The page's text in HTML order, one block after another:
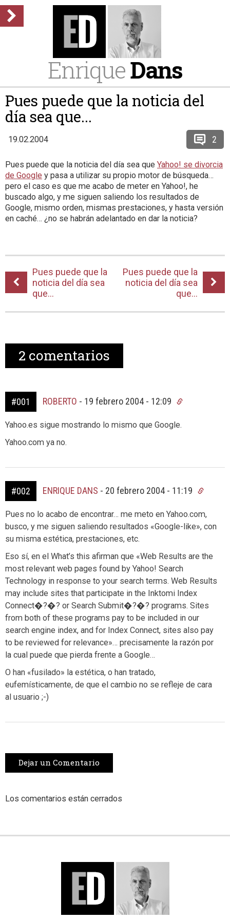
EnriqueDans
Pues puede que la noticia del
día sea que...
19.02.2004 2
Pues puede que la noticia del día sea que Yahoo! se divorcia
de Google y pasa a utilizar su propio motor de búsqueda…
pero el caso es que me acabo de meter en Yahoo!, he
buscado algo, y me siguen saliendo los resultados de
Google, mismo orden, mismas prestaciones, y hasta versión
en caché… ¿no se habrán adelantado en dar la noticia?
Pues puede que la
noticia del día sea
que...
Pues puede que la
noticia del día sea
que...
2 comentarios
#001 ROBERTO - 19 febrero 2004 - 12:09
Yahoo.es sigue mostrando lo mismo que Google.
Yahoo.com ya no.
#002 ENRIQUE DANS - 20 febrero 2004 - 11:19
Pues no lo acabo de encontrar… me meto en Yahoo.com,
busco, y me siguen saliendo resultados «Google-like», con
su misma estética, prestaciones, etc.
Eso sí, en el What’s this afirman que «Web Results are the
most relevant web pages found by Yahoo! Search
Technology in response to your search terms. Web Results
may include sites that participate in the Inktomi Index
Connect�?�? or Search Submit�?�? programs. Sites
from both of these programs pay to be included in our
search engine index, and for Index Connect, sites also pay
to be reviewed for relevance»… precisamente la razón por
la cual puede que pierda frente a Google…
O han «fusilado» la estética, o han tratado,
eufemísticamente, de que el cambio no se refleje de cara
al usuario ;-)
Dejar un Comentario
Los comentarios están cerrados